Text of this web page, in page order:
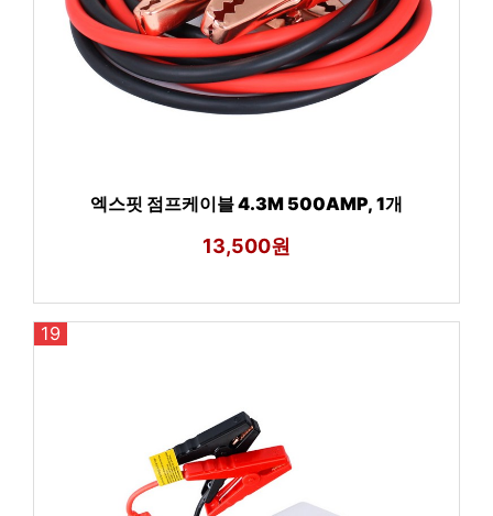
엑스핏 점프케이블 4.3M 500AMP, 1개
13,500원
19